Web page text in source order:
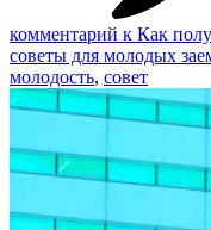
комментарий к Как
советы для молодых
молодость, совет